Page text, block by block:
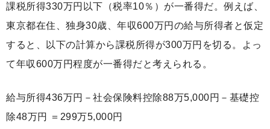
課税所得330万円以下（税率10％）が一番得だ。例えば、
東京都在住、独身30歳、年収600万円の給与所得者と仮定
すると、以下の計算から課税所得が300万円を切る。よっ
て年収600万円程度が一番得だと考えられる。
給与所得436万円－社会保険料控除88万5,000円－基礎控
除48万円 ＝299万5,000円